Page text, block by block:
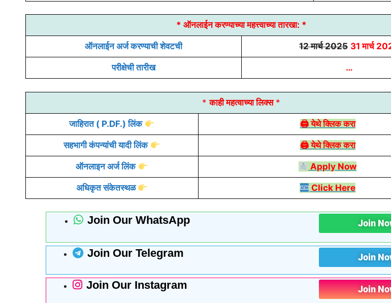
* ऑनलाईन करण्याच्यामहत्त्वाच्या तारखा: *
ऑनलाईन अर्ज करण्याची शेवटची 12 मार्च 2025 31 मार्च
परीक्षेची तारीख …
*काही महत्वाच्या लिक्स*
जाहिरात ( P.DF.) लिंक 🖨 येथे क्लिक करा
सहभागी कंपन्यांची यादीलिंक 🖨 येथे क्लिक करा
ऑनलाइनअर्जलिंक Apply Now
अधिकृत संकेतस्थळ Click Here
Join Our WhatsApp Join
Join Our Telegram Join
Join Our Instagram Join